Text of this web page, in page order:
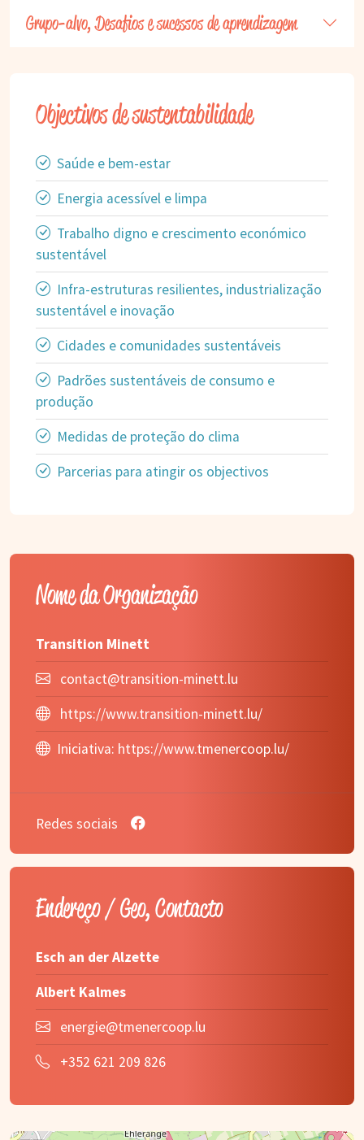
Grupo-alvo, Desafios e sucessos de aprendizagem
Objectivos de sustentabilidade
Saúde e bem-estar
Energia acessível e limpa
Trabalho digno e crescimento económico
sustentável
Infra-estruturas resilientes, industrialização
sustentável e inovação
Cidades e comunidades sustentáveis
Padrões sustentáveis de consumo e
produção
Medidas de proteção do clima
Parcerias para atingir os objectivos
Nome da Organização
Transition Minett
contact@transition-minett.lu
https://www.transition-minett.lu/
Iniciativa: https://www.tmenercoop.lu/
Redes sociais
Endereço / Geo, Contacto
Esch an der Alzette
Albert Kalmes
energie@tmenercoop.lu
+352 621 209 826